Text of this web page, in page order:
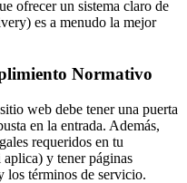
ofrecer un sistema claro de
es a menudo la mejor
Normativo
web debe tener una puerta
en la entrada. Además,
requeridos en tu
y tener páginas
los términos de servicio.